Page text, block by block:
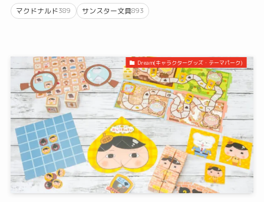
マクドナルド389 サンスター文具893
Dream(キャラクターグッズ・テーマパーク)